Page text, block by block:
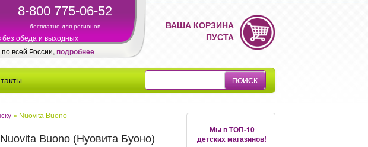
8-800 775-06-52
бесплатно для регионов
без обеда и выходных
всей России, подробнее
ВАША КОРЗИНА
ПУСТА
» Nuovita Buono
Nuovita Buono (Нуовита Буоно)
Мы в ТОП-10
детских магазинов!